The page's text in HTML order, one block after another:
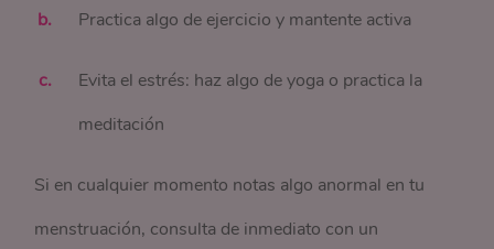
Practica algo de ejercicio y mantente activa
Evita el estrés: haz algo de yoga o practica la
meditación
Si en cualquier momento notas algo anormal en tu
menstruación, consulta de inmediato con un